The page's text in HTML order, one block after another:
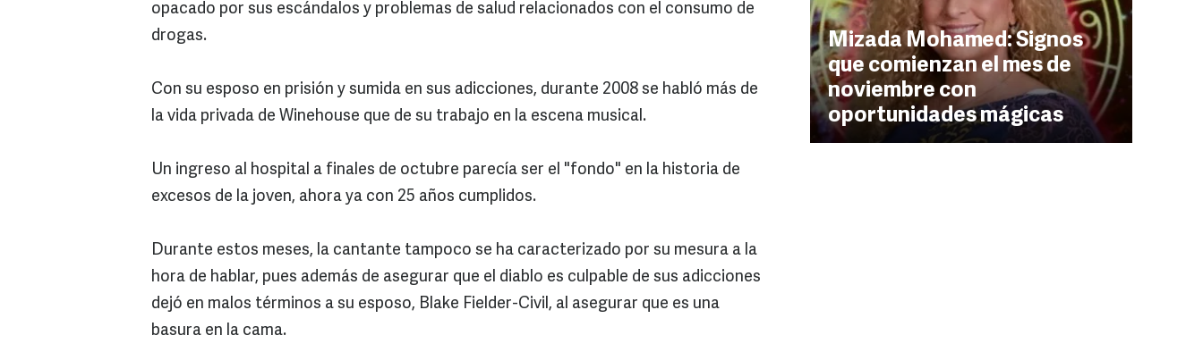
Mizada Mohamed: Signos
que comienzan el mes de
noviembre con
oportunidades mágicas
opacado por sus escándalos y problemas de salud relacionados con el consumo de
drogas.
Con su esposo en prisión y sumida en sus adicciones, durante 2008 se habló más de
la vida privada de Winehouse que de su trabajo en la escena musical.
Un ingreso al hospital a finales de octubre parecía ser el "fondo" en la historia de
excesos de la joven, ahora ya con 25 años cumplidos.
Durante estos meses, la cantante tampoco se ha caracterizado por su mesura a la
hora de hablar, pues además de asegurar que el diablo es culpable de sus adicciones
dejó en malos términos a su esposo, Blake Fielder-Civil, al asegurar que es una
basura en la cama.